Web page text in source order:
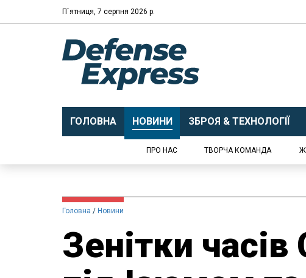
П`ятниця, 7 серпня 2026 р.
ГОЛОВНА НОВИНИ ЗБРОЯ & ТЕХНОЛОГІЇ
ПРО НАС ТВОРЧА КОМАНДА
Головна Новини
Зенітки